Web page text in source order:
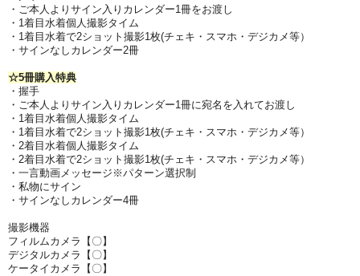
・ご本人よりサイン入りカレンダー1冊をお渡し
・1着目水着個人撮影タイム
・1着目水着で2ショット撮影1枚(チェキ・スマホ・デジカメ等）
・サインなしカレンダー2冊
☆5冊購入特典
・握手
・ご本人よりサイン入りカレンダー1冊に宛名を入れてお渡し
・1着目水着個人撮影タイム
・1着目水着で2ショット撮影1枚(チェキ・スマホ・デジカメ等）
・2着目水着個人撮影タイム
・2着目水着で2ショット撮影1枚(チェキ・スマホ・デジカメ等）
・一言動画メッセージ※パターン選択制
・私物にサイン
・サインなしカレンダー4冊
撮影機器
フィルムカメラ【〇】
デジタルカメラ【〇】
ケータイカメラ【〇】